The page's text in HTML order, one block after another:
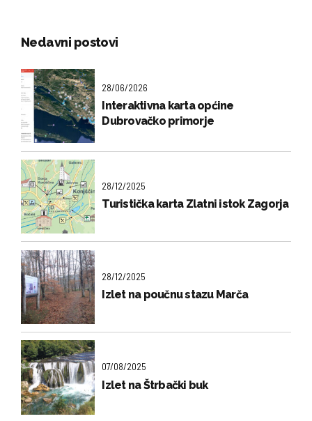
Nedavni postovi
28/06/2026
Interaktivna karta općine
Dubrovačko primorje
28/12/2025
Turistička karta Zlatni istok Zagorja
28/12/2025
Izlet na poučnu stazu Marča
07/08/2025
Izlet na Štrbački buk